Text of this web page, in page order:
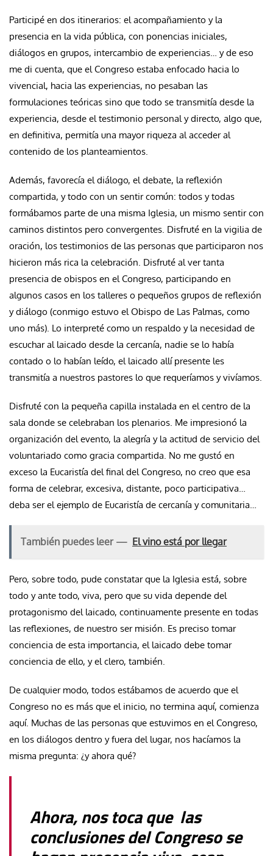
Participé en dos itinerarios: el acompañamiento y la
presencia en la vida pública, con ponencias iniciales,
diálogos en grupos, intercambio de experiencias… y de eso
me di cuenta, que el Congreso estaba enfocado hacia lo
vivencial, hacia las experiencias, no pesaban las
formulaciones teóricas sino que todo se transmitía desde la
experiencia, desde el testimonio personal y directo, algo que,
en definitiva, permitía una mayor riqueza al acceder al
contenido de los planteamientos.
Además, favorecía el diálogo, el debate, la reflexión
compartida, y todo con un sentir común: todos y todas
formábamos parte de una misma Iglesia, un mismo sentir con
caminos distintos pero convergentes. Disfruté en la vigilia de
oración, los testimonios de las personas que participaron nos
hicieron más rica la celebración. Disfruté al ver tanta
presencia de obispos en el Congreso, participando en
algunos casos en los talleres o pequeños grupos de reflexión
y diálogo (conmigo estuvo el Obispo de Las Palmas, como
uno más). Lo interpreté como un respaldo y la necesidad de
escuchar al laicado desde la cercanía, nadie se lo había
contado o lo habían leído, el laicado allí presente les
transmitía a nuestros pastores lo que requeríamos y vivíamos.
Disfruté con la pequeña capilla instalada en el centro de la
sala donde se celebraban los plenarios. Me impresionó la
organización del evento, la alegría y la actitud de servicio del
voluntariado como gracia compartida. No me gustó en
exceso la Eucaristía del final del Congreso, no creo que esa
forma de celebrar, excesiva, distante, poco participativa…
deba ser el ejemplo de Eucaristía de cercanía y comunitaria…
También puedes leer — El vino está por llegar
Pero, sobre todo, pude constatar que la Iglesia está, sobre
todo y ante todo, viva, pero que su vida depende del
protagonismo del laicado, continuamente presente en todas
las reflexiones, de nuestro ser misión. Es preciso tomar
conciencia de esta importancia, el laicado debe tomar
conciencia de ello, y el clero, también.
De cualquier modo, todos estábamos de acuerdo que el
Congreso no es más que el inicio, no termina aquí, comienza
aquí. Muchas de las personas que estuvimos en el Congreso,
en los diálogos dentro y fuera del lugar, nos hacíamos la
misma pregunta: ¿y ahora qué?
Ahora, nos toca que las
conclusiones del Congreso se